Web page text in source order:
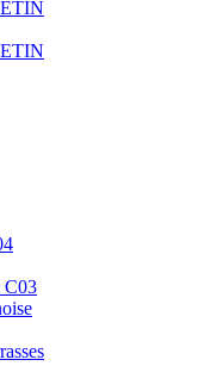
C03